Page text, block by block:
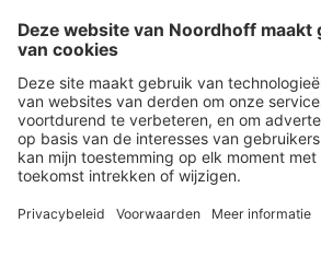
Veelgestelde vragen
Meer van Noordhoff
Noordhoff.nl
Hogeschooltaal